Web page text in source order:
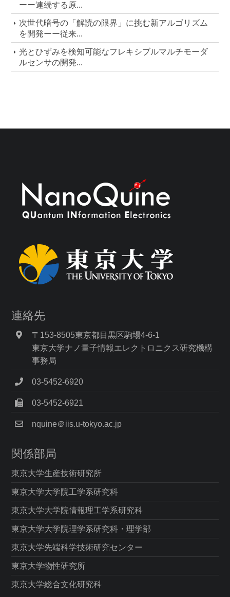
ーー連続する原...
次世代暗号の「解読の限界」に挑む新アルゴリズム
を開発ーー従来...
光とひずみを検知可能なフレキシブルマルチモーダ
ルセンサの開発...
連絡先
〒153-8505東京都目黒区駒場4-6-1
東京大学ナノ量子情報エレクトロニクス研究機構
事務局
03-5452-6920
03-5452-6921
nquine＠iis.u-tokyo.ac.jp
関係部局
東京大学生産技術研究所
東京大学大学院工学系研究科
東京大学大学院情報理工学系研究科
東京大学大学院理学系研究科・理学部
東京大学先端科学技術研究センター
東京大学物性研究所
東京大学総合文化研究科